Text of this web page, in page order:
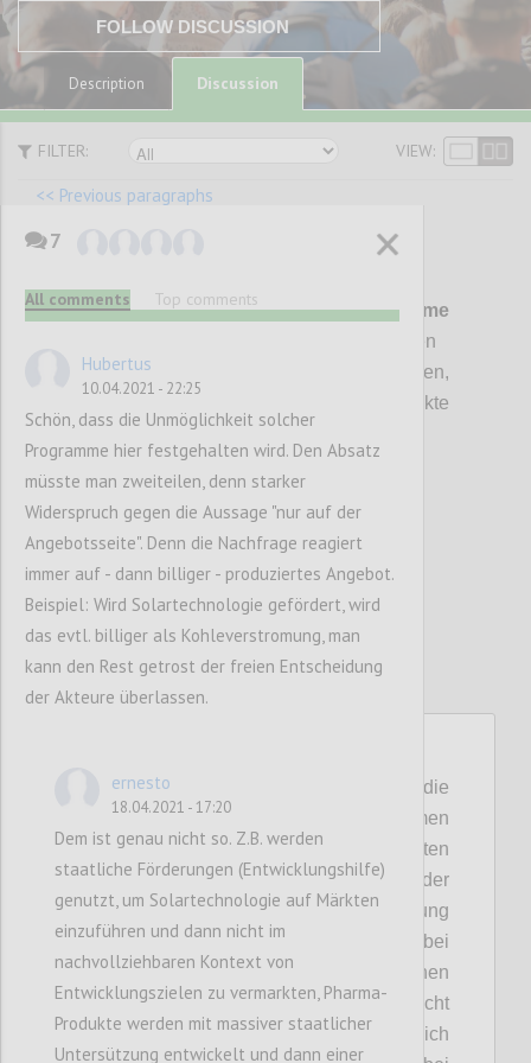
FOLLOW DISCUSSION
Description Discussion
FILTER: VIEW:
<< Previous paragraphs
3.Integration in bestehende Programme
durch die Einführung von zusätzlichen
Evaluationskriterien, die verhindern sollen,
dass durch die Förderung negative Effekte
entstehen.
Thematische Programme und die
Anreicherung von bestehenden Programmen
mit Kriterien, die negative Externalitäten
verhindern sollen, wirken praktisch nur auf der
Angebotsseite. Sie fördern die Entwicklung
neuer Technologien und Innovationen bei
einem kleinen Teil der Unternehmen - jenen
eben die um eine Förderung angesucht
haben. Gleiches gilt, auch wenn deutlich
7
All comments Top comments
Hubertus
10.04.2021 - 22:25
Schön, dass die Unmöglichkeit solcher
Programme hier festgehalten wird. Den Absatz
müsste man zweiteilen, denn starker
Widerspruch gegen die Aussage "nur auf der
Angebotsseite". Denn die Nachfrage reagiert
immer auf - dann billiger - produziertes Angebot.
Beispiel: Wird Solartechnologie gefördert, wird
das evtl. billiger als Kohleverstromung, man
kann den Rest getrost der freien Entscheidung
der Akteure überlassen.
ernesto
18.04.2021 - 17:20
Dem ist genau nicht so. Z.B. werden
staatliche Förderungen (Entwicklungshilfe)
genutzt, um Solartechnologie auf Märkten
einzuführen und dann nicht im
nachvollziehbaren Kontext von
Entwicklungszielen zu vermarkten, Pharma-
Produkte werden mit massiver staatlicher
Untersützung entwickelt und dann einer